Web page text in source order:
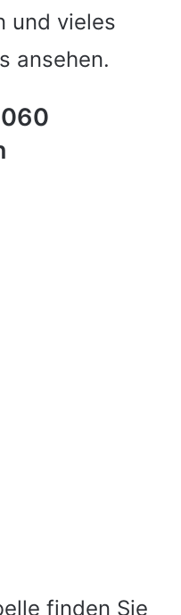
und vieles
ansehen.
finden Sie